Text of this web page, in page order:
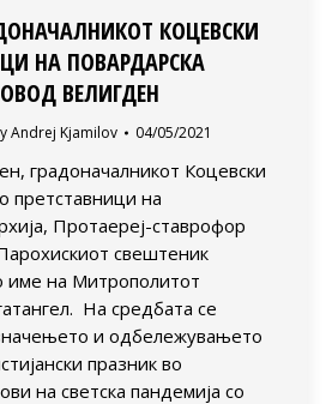
КОЦЕВСКИ
НА ПОВАРДАРСКА
ВЕЛИГДЕН
Andrej Kjamilov 04/05/2021
градоначалникот Коцевски
претставници на
Протаереј-ставрофор
свештеник
име на Митрополитот
На средбата се
и одбележувањето
празник во
на светска пандемија со